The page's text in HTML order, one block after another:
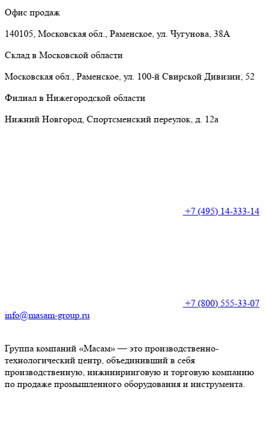
Офис продаж
140105, Московская обл., Раменское, ул. Чугунова, 38А
Склад в Московской области
Московская обл., Раменское, ул. 100-й Свирской Дивизии, 52
Филиал в Нижегородской области
Нижний Новгород, Спортсменский переулок, д. 12а
+7 (495) 14-333-14
+7 (800) 555-33-07
info@masam-group.ru
Группа компаний «Масам» — это производственно-
технологический центр, объединивший в себя
производственную, инжиниринговую и торговую компанию
по продаже промышленного оборудования и инструмента.